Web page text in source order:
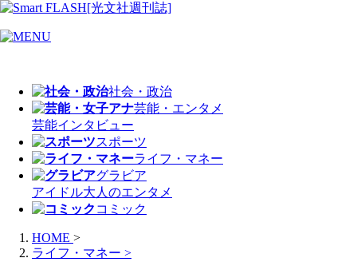
社会・政治
芸能・エンタメ
芸能インタビュー
スポーツ
ライフ・マネー
グラビア
アイドル大人のエンタメ
コミック
HOME >
ライフ・マネー >